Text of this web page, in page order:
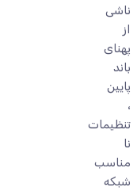
ناشی
از
پهنای
باند
پایین
،
تنظیمات
نا
مناسب
شبکه